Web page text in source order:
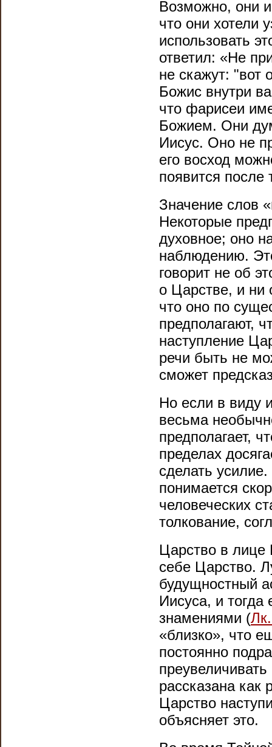
Возможно, они
что они хотели
использовать
ответил: «Не
не скажут: "вот
Божис внутри
что фарисеи
Божием. Они
Иисус. Оно не
его восход
появится после
Значение слов
Некоторые
духовное; оно
наблюдению.
говорит не об
о Царстве, и ни
что оно по
предполагают,
наступление
речи быть не
сможет
Но если в виду
весьма
предполагает,
пределах
сделать
понимается
человеческих
толкование,
Царство в лице
себе Царство.
будущностный
Иисуса, и тогда
знамениями (
«близко», что
постоянно
рассказана как
Царство
объясняет это.